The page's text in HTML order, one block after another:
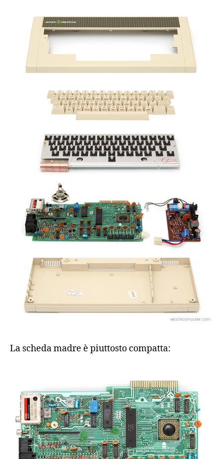
La scheda madre è piuttosto compatta: